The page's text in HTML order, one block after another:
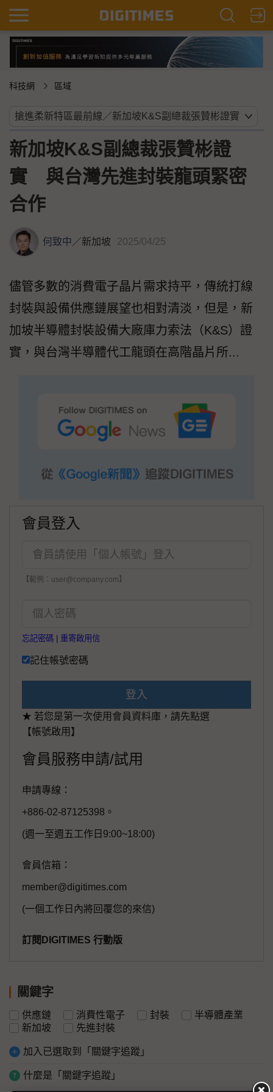
科技網 區域
新加坡K&S副總裁張贊彬證
實 與台灣先進封裝龍頭緊密
合作
何致中／新加坡 2025/04/25
儘管多數的消費電子晶片需求持平，傳統打線
封裝與設備供應鏈展望也相對清淡，但是，新
加坡半導體封裝設備大廠庫力索法（K&S）證
實，與台灣半導體代工龍頭在高階晶片所...
會員登入
【範例：user@company.com】
忘記密碼 重寄啟用信
記住帳號密碼
登入
★ 若您是第一次使用會員資料庫，請先點選
【帳號啟用】
會員服務申請/試用
申請專線：
+886-02-87125398。
(週一至週五工作日9:00~18:00)
會員信箱：
member@digitimes.com
(一個工作日內將回覆您的來信)
訂閱DIGITIMES 行動版
關鍵字
供應鏈 消費性電子 封裝
半導體產業
新加坡
先進封裝
加入已選取到「關鍵字追蹤」
什麼是「關鍵字追蹤」